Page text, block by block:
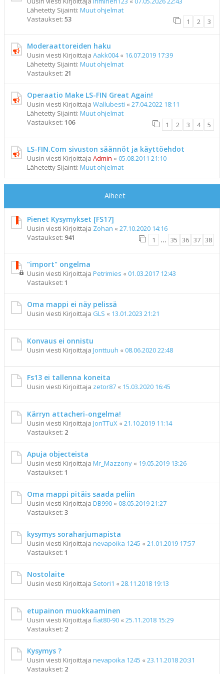
Lähetetty Sijainti: Muut ohjelmat
Vastaukset: 53 1 2 3
Moderaattoreiden haku
Uusin viesti Kirjoittaja Aakk004« 16.07.2019 17:39
Lähetetty Sijainti: Muut ohjelmat
Vastaukset: 21
Operaatio Make LS-FIN Great Again!
Uusin viesti Kirjoittaja Wallubesti « 27.04.2022 18:11
Lähetetty Sijainti: Muut ohjelmat
Vastaukset: 106 1 2 3 4 5
LS-FIN.Com sivuston säännöt ja käyttöehdot
Uusin viesti Kirjoittaja Admin « 05.08.2011 21:10
Lähetetty Sijainti: Muut ohjelmat
Aiheet
Pienet Kysymykset [FS17]
Uusin viesti Kirjoittaja Zohan « 27.10.2020 14:16
Vastaukset: 941 1 … 35 36 37 38
"import" ongelma
Uusin viesti Kirjoittaja Petrimies « 01.03.2017 12:43
Vastaukset: 1
Oma mappi ei näy pelissä
Uusin viesti Kirjoittaja GLS « 13.01.2023 21:21
Konvaus ei onnistu
Uusin viesti Kirjoittaja Jonttuuh « 08.06.2020 22:48
Fs13 ei tallenna koneita
Uusin viesti Kirjoittaja zetor87 « 15.03.2020 16:45
Kärryn attacheri-ongelma!
Uusin viesti Kirjoittaja JonTTuX « 21.10.2019 11:14
Vastaukset: 2
Apuja objecteista
Uusin viesti Kirjoittaja Mr_Mazzony « 19.05.2019 13:26
Vastaukset: 1
Oma mappi pitäis saada peliin
Uusin viesti Kirjoittaja DB990 « 08.05.2019 21:27
Vastaukset: 3
kysymys soraharjumapista
Uusin viesti Kirjoittaja nevapoika 1245 « 21.01.2019 17:57
Vastaukset: 1
Nostolaite
Uusin viesti Kirjoittaja Setori1 « 28.11.2018 19:13
etupainon muokkaaminen
Uusin viesti Kirjoittaja fiat80-90 « 25.11.2018 15:29
Vastaukset: 2
Kysymys ?
Uusin viesti Kirjoittaja nevapoika 1245 « 23.11.2018 20:31
Vastaukset: 2